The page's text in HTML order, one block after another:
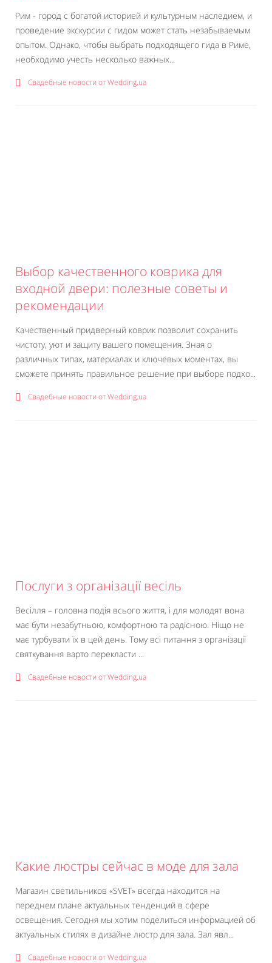
Рим - город с богатой историей и культурным наследием, и
проведение экскурсии с гидом может стать незабываемым
опытом. Однако, чтобы выбрать подходящего гида в Риме,
необходимо учесть несколько важных...
Свадебные новости от Wedding.ua
Выбор качественного коврика для
входной двери: полезные советы и
рекомендации
Качественный придверный коврик позволит сохранить
чистоту, уют и защиту вашего помещения. Зная о
различных типах, материалах и ключевых моментах, вы
сможете принять правильное решение при выборе подхо...
Свадебные новости от Wedding.ua
Послуги з організації весіль
Весілля – головна подія всього життя, і для молодят вона
має бути незабутньою, комфортною та радісною. Ніщо не
має турбувати їх в цей день. Тому всі питання з організації
святкування варто перекласти ...
Свадебные новости от Wedding.ua
Какие люстры сейчас в моде для зала
Магазин светильников «SVET» всегда находится на
переднем плане актуальных тенденций в сфере
освещения. Сегодня мы хотим поделиться информацией об
актуальных стилях в дизайне люстр для зала. Зал явл...
Свадебные новости от Wedding.ua